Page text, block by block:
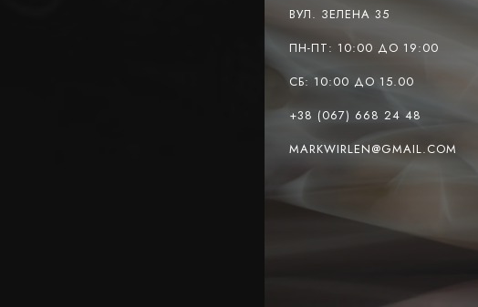
ВУЛ. ЗЕЛЕНА 35
ПН-ПТ: 10:00 ДО 19:00
СБ: 10:00 ДО 15.00
+38 (067) 668 24 48
MARKWIRLEN@GMAIL.COM